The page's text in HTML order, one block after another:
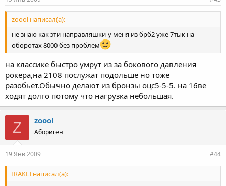
zoool написал(а):
не знаю как эти направляшки-у меня из брб2 уже 7тык на
оборотах 8000 без проблем
на классике быстро умрут из за бокового давления
рокера,на 2108 послужат подольше но тоже
разобьет.Обычно делают из бронзы оцс5-5-5. на 16ве
ходят долго потому что нагрузка небольшая.
Z zoool
Абориген
19 Янв 2009 #44
IRAKLI написал(а):